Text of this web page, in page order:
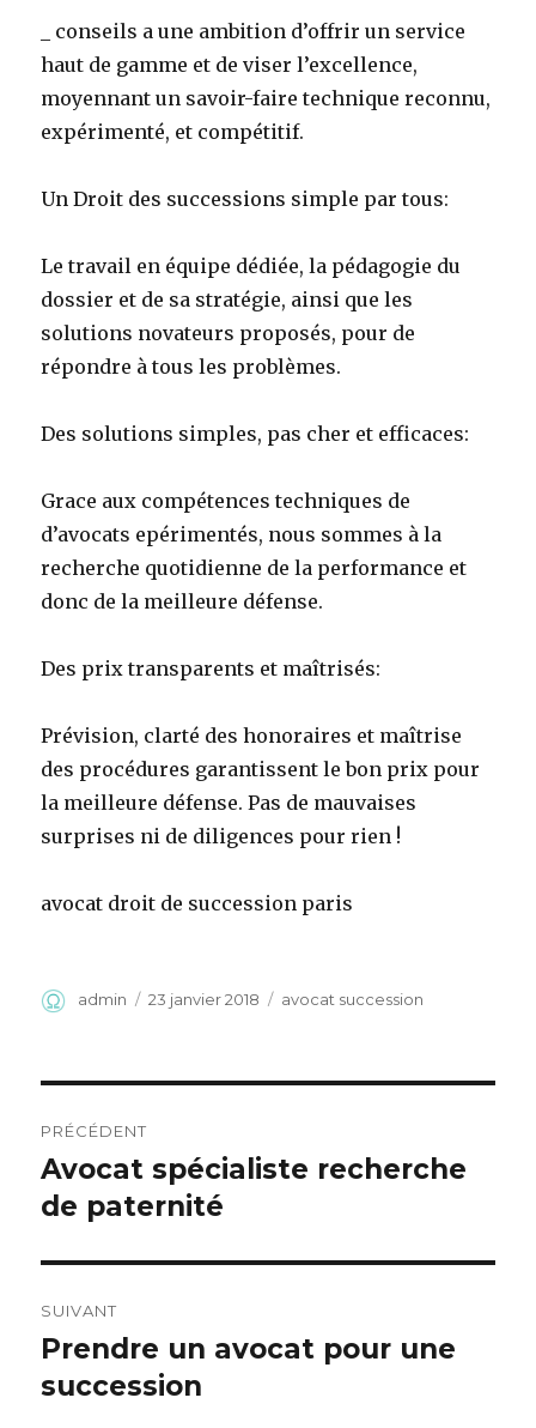
_ conseils a une ambition d’offrir un service
haut de gamme et de viser l’excellence,
moyennant un savoir-faire technique reconnu,
expérimenté, et compétitif.
Un Droit des successions simple par tous:
Le travail en équipe dédiée, la pédagogie du
dossier et de sa stratégie, ainsi que les
solutions novateurs proposés, pour de
répondre à tous les problèmes.
Des solutions simples, pas cher et efficaces:
Grace aux compétences techniques de
d’avocats epérimentés, nous sommes à la
recherche quotidienne de la performance et
donc de la meilleure défense.
Des prix transparents et maîtrisés:
Prévision, clarté des honoraires et maîtrise
des procédures garantissent le bon prix pour
la meilleure défense. Pas de mauvaises
surprises ni de diligences pour rien !
avocat droit de succession paris
Auteur
admin
Publié
23 janvier 2018 Catégories
avocat succession
de
l’article
PRÉCÉDENT
Article
précédent :
Avocat spécialiste recherche
de paternité
SUIVANT
Article
suivant :
Prendre un avocat pour une
succession